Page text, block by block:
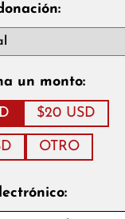
un monto:
$20 USD
OTRO